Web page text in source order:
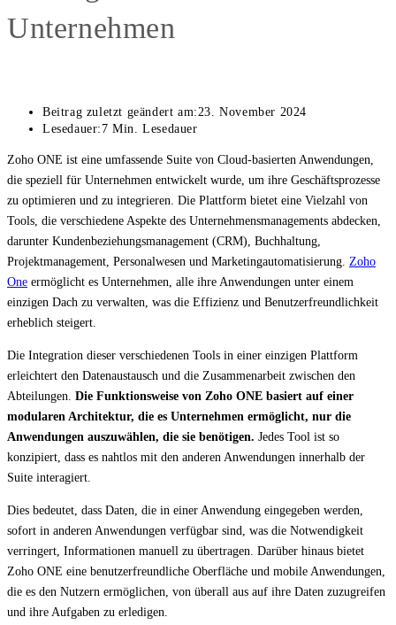
Unternehmen
Beitrag zuletzt geändert am: 23. November 2024
Lesedauer: 7 Min. Lesedauer
Zoho ONE ist eine umfassende Suite von Cloud-basierten Anwendungen,
die speziell für Unternehmen entwickelt wurde, um ihre Geschäftsprozesse
zu optimieren und zu integrieren. Die Plattform bietet eine Vielzahl von
Tools, die verschiedene Aspekte des Unternehmensmanagements abdecken,
darunter Kundenbeziehungsmanagement (CRM), Buchhaltung,
Projektmanagement, Personalwesen und Marketingautomatisierung. Zoho
One ermöglicht es Unternehmen, alle ihre Anwendungen unter einem
einzigen Dach zu verwalten, was die Effizienz und Benutzerfreundlichkeit
erheblich steigert.
Die Integration dieser verschiedenen Tools in einer einzigen Plattform
erleichtert den Datenaustausch und die Zusammenarbeit zwischen den
Abteilungen. Die Funktionsweise von Zoho ONE basiert auf einer
modularen Architektur, die es Unternehmen ermöglicht, nur die
Anwendungen auszuwählen, die sie benötigen. Jedes Tool ist so
konzipiert, dass es nahtlos mit den anderen Anwendungen innerhalb der
Suite interagiert.
Dies bedeutet, dass Daten, die in einer Anwendung eingegeben werden,
sofort in anderen Anwendungen verfügbar sind, was die Notwendigkeit
verringert, Informationen manuell zu übertragen. Darüber hinaus bietet
Zoho ONE eine benutzerfreundliche Oberfläche und mobile Anwendungen,
die es den Nutzern ermöglichen, von überall aus auf ihre Daten zuzugreifen
und ihre Aufgaben zu erledigen.